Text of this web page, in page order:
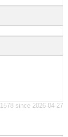
1578 since 2026-04-27